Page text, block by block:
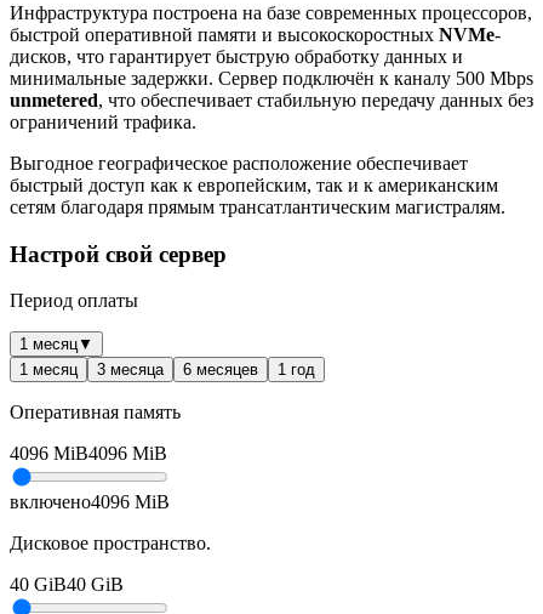
Инфраструктура построена на базе современных процессоров,
быстрой оперативной памяти и высокоскоростных NVMe-
дисков, что гарантирует быструю обработку данных и
минимальные задержки. Сервер подключён к каналу 500 Mbps
unmetered, что обеспечивает стабильную передачу данных без
ограничений трафика.
Выгодное географическое расположение обеспечивает
быстрый доступ как к европейским, так и к американским
сетям благодаря прямым трансатлантическим магистралям.
Настрой свой сервер
Период оплаты
1 месяц▼
1 месяц
3 месяца 6 месяцев 1 год
Оперативная память
4096 MiB4096 MiB
включено4096 MiB
Дисковое пространство.
40 GiB40 GiB